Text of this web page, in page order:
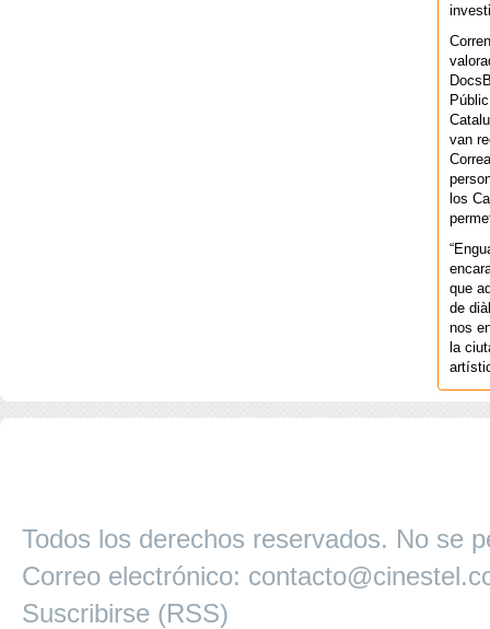
van
los
que
de
nos
la
Todos los derechos reservados. No se
Correo electrónico:
Suscribirse (RSS)